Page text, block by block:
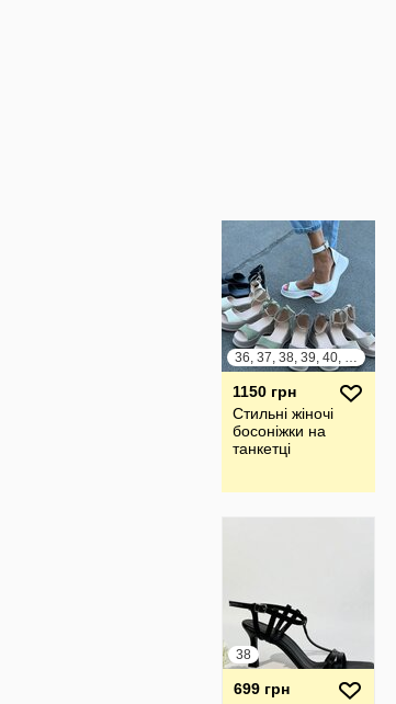
36, 37, 38, 39, 40, 41
1150 грн
Стильні жіночі
босоніжки на
танкетці
38
699 грн